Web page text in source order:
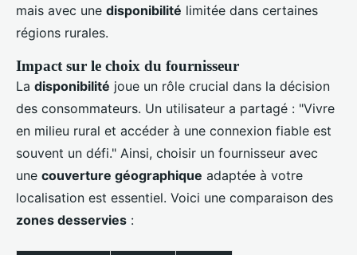
mais avec une disponibilité limitée dans certaines
régions rurales.
Impact sur le choix du fournisseur
La disponibilité joue un rôle crucial dans la décision
des consommateurs. Un utilisateur a partagé : "Vivre
en milieu rural et accéder à une connexion fiable est
souvent un défi." Ainsi, choisir un fournisseur avec
une couverture géographique adaptée à votre
localisation est essentiel. Voici une comparaison des
zones desservies :